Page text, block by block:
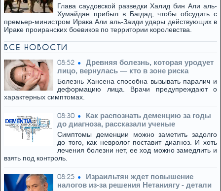
Глава саудовской разведки Халид бин Али аль-
Хумайдан прибыл в Багдад, чтобы обсудить с
премьер-министром Ирака Али аль-Заиди удары действующих в
Ираке проиранских боевиков по территории королевства.
ВСЕ НОВОСТИ
08:52
Древняя болезнь, которая уродует
лицо, вернулась — кто в зоне риска
Болезнь Хансена способна вызывать паралич и
деформацию лица. Врачи предупреждают о
характерных симптомах.
08:30
Как распознать деменцию за годы
до диагноза, рассказали ученые
Симптомы деменции можно заметить задолго
до того, как невролог поставит диагноз. И хоть
лечения болезни нет, ее ход можно замедлить и
взять под контроль.
08:25
Израильтян ждет повышение
налогов из-за решения Нетаниягу - детали